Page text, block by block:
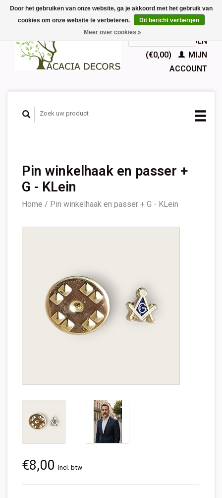
EUR
GBPNederlands
Deutsch
English
Français
WINKELWAGEN
(€0,00)
MIJN
ACCOUNT
Pin winkelhaak en passer +
G - KLein
Home / Pin winkelhaak en passer + G - KLein
€8,00 Incl. btw
Door het gebruiken van onze website, ga je akkoord met het gebruik van
cookies om onze website te verbeteren.
Dit bericht verbergen
Meer over cookies »